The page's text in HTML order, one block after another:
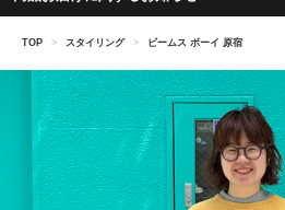
TOP > スタイリング > ビームス ボーイ 原宿